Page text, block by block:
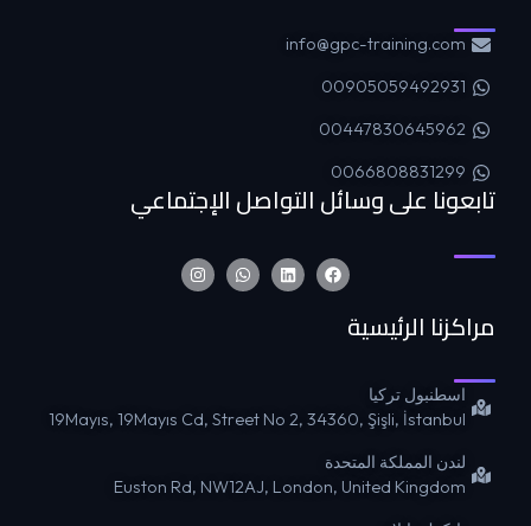
info@gpc-training.com
00905059492931
00447830645962
0066808831299
تابعونا على وسائل التواصل الإجتماعي
مراكزنا الرئيسية
اسطنبول تركيا
19Mayıs, 19Mayıs Cd, Street No 2, 34360, Şişli, İstanbul
لندن المملكة المتحدة
Euston Rd, NW12AJ, London, United Kingdom